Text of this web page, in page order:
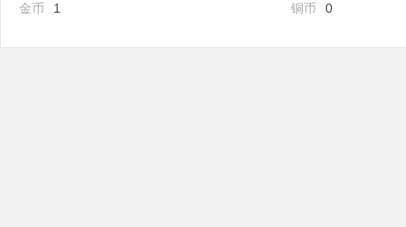
金币
1 铜币 0